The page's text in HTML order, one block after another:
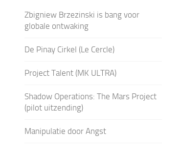
Zbigniew Brzezinski is bang voor
globale ontwaking
De Pinay Cirkel (Le Cercle)
Project Talent (MK ULTRA)
Shadow Operations: The Mars Project
(pilot uitzending)
Manipulatie door Angst